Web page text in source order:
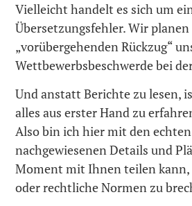
Vielleicht handelt es sich um
Übersetzungsfehler. Wir
„vorübergehenden Rückzug“
Wettbewerbsbeschwerde bei
Und anstatt Berichte zu lesen,
alles aus erster Hand zu
Also bin ich hier mit den
nachgewiesenen Details und
Moment mit Ihnen teilen kann,
oder rechtliche Normen zu